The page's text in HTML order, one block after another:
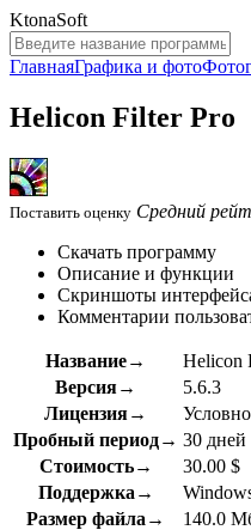
KtonaSoft
ГлавнаяГрафика и фото
Helicon Filter Pro
Поставить оценку Средний
Скачать программу
Описание и функции
Скриншоты
Комментарии
Название→
Helicon
Версия→
5.6.3
Лицензия→
Пробный период→ 30 дней
Стоимость→
30.00 $
Поддержка→
Размер файла→
140.0